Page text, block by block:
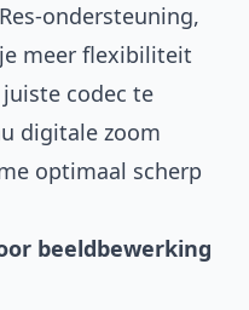
ondersteuning,
meer flexibiliteit
codec te
digitale zoom
optimaal scherp
beeldbewerking